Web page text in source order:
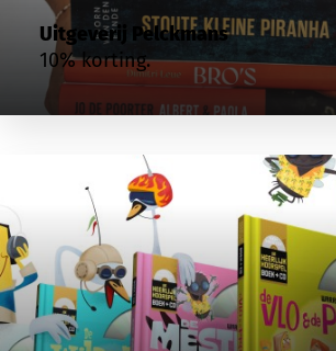
Uitgeverij Pelckmans
10% korting.